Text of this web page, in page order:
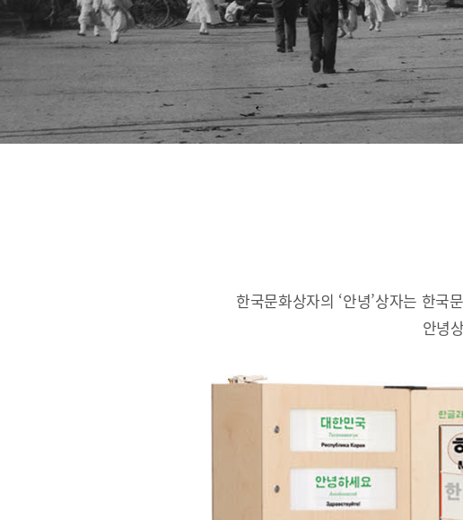
한국문화상자의 ‘안녕’상자는 한
안녕